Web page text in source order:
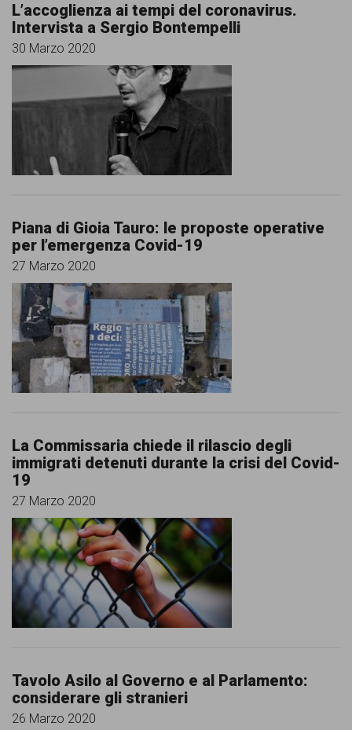
L’accoglienza ai tempi del coronavirus.
Intervista a Sergio Bontempelli
30 Marzo 2020
Piana di Gioia Tauro: le proposte operative
per l’emergenza Covid-19
27 Marzo 2020
La Commissaria chiede il rilascio degli
immigrati detenuti durante la crisi del Covid-
19
27 Marzo 2020
Tavolo Asilo al Governo e al Parlamento:
considerare gli stranieri
26 Marzo 2020